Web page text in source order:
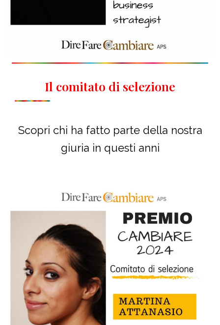
Il comitato di selezione
Scopri chi ha fatto parte della nostra
giuria in questi anni